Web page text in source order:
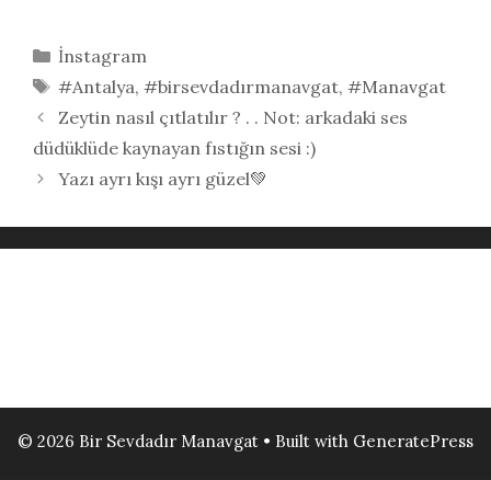
Kategoriler
İnstagram
Etiketler
#Antalya, #birsevdadırmanavgat, #Manavgat
Zeytin nasıl çıtlatılır ? . . Not: arkadaki ses
düdüklüde kaynayan fıstığın sesi :)
Yazı ayrı kışı ayrı güzel💚
© 2026 Bir Sevdadır Manavgat • Built with GeneratePress